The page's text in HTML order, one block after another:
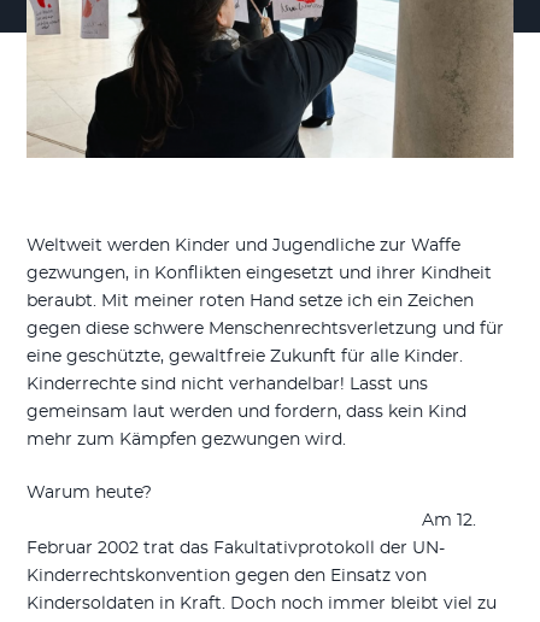
Weltweit werden Kinder und Jugendliche zur Waffe
gezwungen, in Konflikten eingesetzt und ihrer Kindheit
beraubt. Mit meiner roten Hand setze ich ein Zeichen
gegen diese schwere Menschenrechtsverletzung und für
eine geschützte, gewaltfreie Zukunft für alle Kinder.
Kinderrechte sind nicht verhandelbar! Lasst uns
gemeinsam laut werden und fordern, dass kein Kind
mehr zum Kämpfen gezwungen wird.
Warum heute?
Am 12.
Februar 2002 trat das Fakultativprotokoll der UN-
Kinderrechtskonvention gegen den Einsatz von
Kindersoldaten in Kraft. Doch noch immer bleibt viel zu